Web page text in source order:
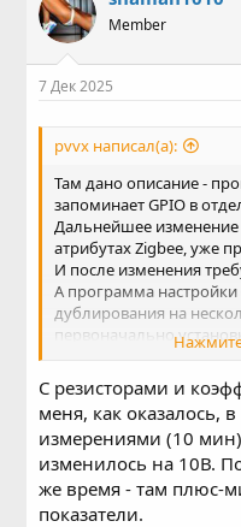
Member
7 Дек 2025
pvvx написал(а):
Там дано описание -
запоминает GPIO в
Дальнейшее изменение
атрибутах Zigbee, уже
И после изменения
А программа
дублирования на
первоначально
Иначе, если кнопка не
проблемы со сбросом
сети.
С резисторами и
меня, как оказалось,
измерениями (10
изменилось на 10В.
же время - там плюс-
показатели.